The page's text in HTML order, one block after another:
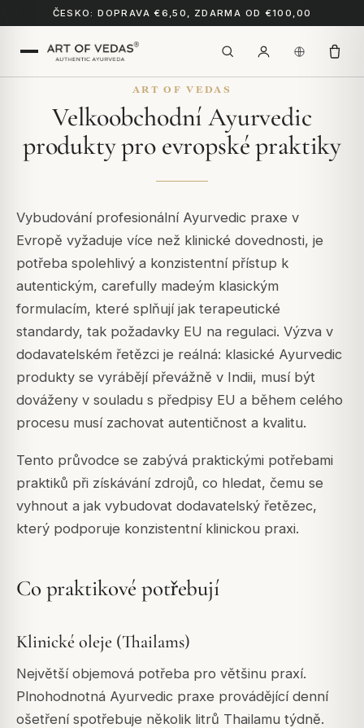
ČESKO: DOPRAVA €6,50, ZDARMA OD €100,00
ART OF VEDAS
Velkoobchodní Ayurvedic
produkty pro evropské praktiky
Vybudování profesionální Ayurvedic praxe v
Evropě vyžaduje více než klinické dovednosti, je
potřeba spolehlivý a konzistentní přístup k
autentickým, carefully madeým klasickým
formulacím, které splňují jak terapeutické
standardy, tak požadavky EU na regulaci. Výzva v
dodavatelském řetězci je reálná: klasické Ayurvedic
produkty se vyrábějí převážně v Indii, musí být
dováženy v souladu s předpisy EU a během celého
procesu musí zachovat autentičnost a kvalitu.
Tento průvodce se zabývá praktickými potřebami
praktiků při získávání zdrojů, co hledat, čemu se
vyhnout a jak vybudovat dodavatelský řetězec,
který podporuje konzistentní klinickou praxi.
Co praktikové potřebují
Klinické oleje (Thailams)
Největší objemová potřeba pro většinu praxí.
Plnohodnotná Ayurvedic praxe provádějící denní
ošetření spotřebuje několik litrů Thailamu týdně.